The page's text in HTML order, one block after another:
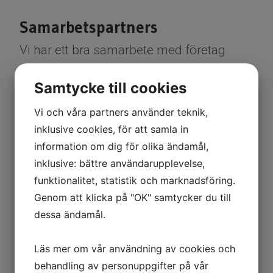
Samarbetspartners
Vi har ett bra samarbete med företag
inom olika verksamhetsområden så som
rörmokare, snickare och elektriker så vi
kan hitta en bra och fungerande
helhetslösning till våra kunder.
Några av våra samarbetspartners är
kustnära bostäder, kossan o kalven bygg
BM bygg Låångs el, X vvs, sören
Samtycke till cookies
Vi och våra partners använder teknik,
inklusive cookies, för att samla in
information om dig för olika ändamål,
inklusive: bättre användarupplevelse,
funktionalitet, statistik och marknadsföring.
Genom att klicka på "OK" samtycker du till
dessa ändamål.
Läs mer om vår användning av cookies och
behandling av personuppgifter på vår